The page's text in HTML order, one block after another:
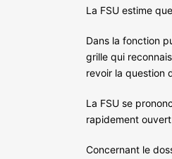
La FSU estime
Dans la fonction
grille qui
revoir la question
La FSU se
rapidement
Concernant le